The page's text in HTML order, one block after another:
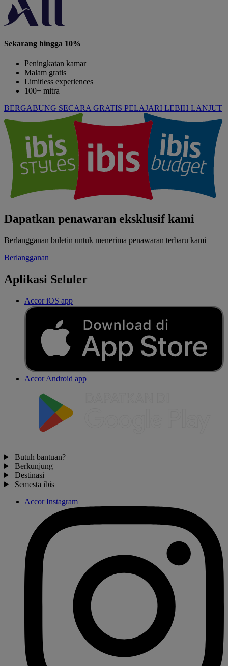
Sekarang hingga 10%
Peningkatan kamar
Malam gratis
Limitless experiences
100+ mitra
BERGABUNG SECARA GRATIS PELAJARI LEBIH LANJUT
Dapatkan penawaran eksklusif kami
Berlangganan buletin untuk menerima penawaran terbaru kami
Berlangganan
Aplikasi Seluler
Accor iOS app
Accor Android app
Butuh bantuan?
Berkunjung
Destinasi
Semesta ibis
Accor Instagram